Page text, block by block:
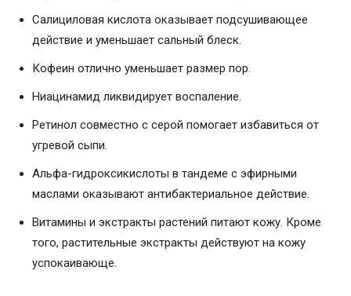
Салициловая кислота оказывает подсушивающее
действие и уменьшает сальный блеск.
Кофеин отлично уменьшает размер пор.
Ниацинамид ликвидирует воспаление.
Ретинол совместно с серой помогает избавиться от
угревой сыпи.
Альфа-гидроксикислоты в тандеме с эфирными
маслами оказывают антибактериальное действие.
Витамины и экстракты растений питают кожу. Кроме
того, растительные экстракты действуют на кожу
успокаивающе.